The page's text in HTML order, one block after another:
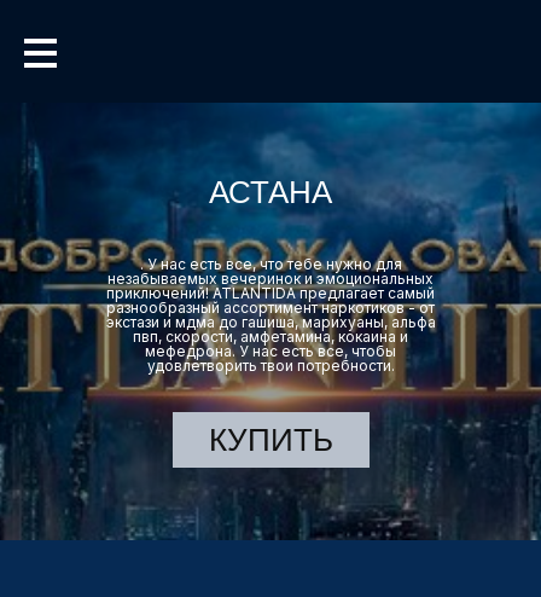
АСТАНА
. У нас есть все, что тебе нужно для
незабываемых вечеринок и эмоциональных
приключений! ATLANTIDA предлагает самый
разнообразный ассортимент наркотиков - от
экстази и мдма до гашиша, марихуаны, альфа
пвп, скорости, амфетамина, кокаина и
мефедрона. У нас есть все, чтобы
удовлетворить твои потребности.
КУПИТЬ